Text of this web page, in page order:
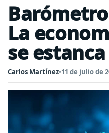
La
se
Carlos Martínez•11 de julio de